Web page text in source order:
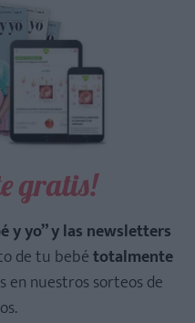
gratis!
y yo” y las newsletters
de tu bebétotalmente
en nuestros sorteos de